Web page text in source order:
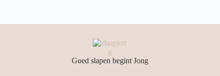
Goed slapen begint Jong